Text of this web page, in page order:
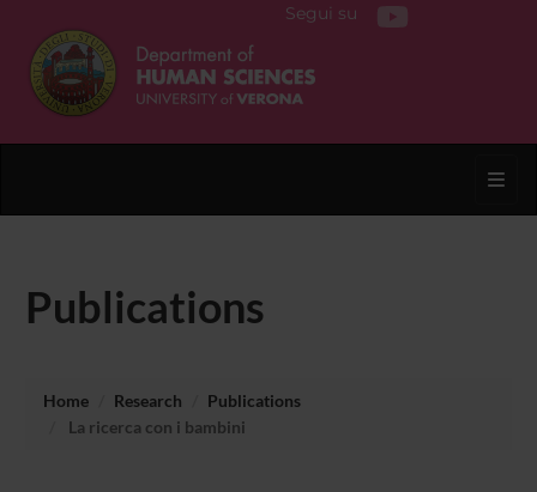
Segui su
Publications
Home Research
Publications
La ricerca con i bambini